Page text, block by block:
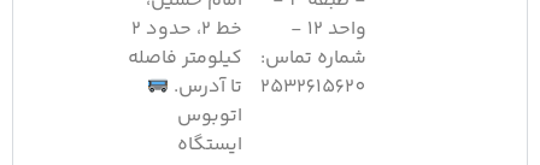
واحد 12 -
شماره تماس:
2532615620
خط ۲، حدود ۲
کیلومتر فاصله
تا آدرس.
اتوبوس
ایستگاه